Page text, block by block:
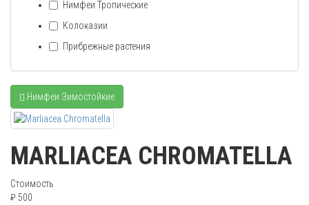
Нимфеи Тропические
Колоказии
Прибрежные растения
Нимфеи Зимостойкие
MARLIACEA CHROMATELLA
Стоимость
₽ 500